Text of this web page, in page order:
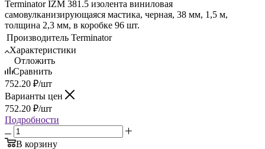
Terminator IZM 381.5 изолента виниловая
самовулканизирующаяся мастика, черная, 38 мм, 1,5 м,
толщина 2,3 мм, в коробке 96 шт.
Производитель Terminator
Характеристики
Отложить
Сравнить
752.20 ₽/шт
Варианты цен
752.20 ₽/шт
Подробности
В корзину